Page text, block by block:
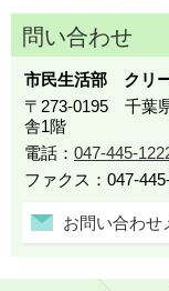
問い合わせ
市民生活部 クリ
〒273-0195 千葉
舎1階
電話： 047-445-
ファクス：047-
お問い合わせ